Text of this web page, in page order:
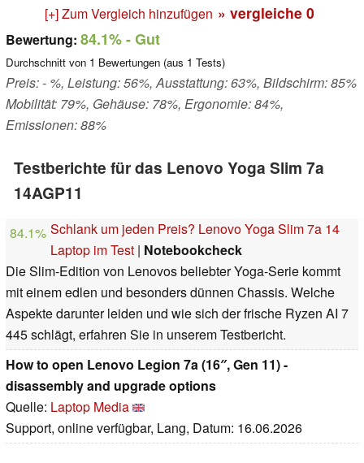
[+] Zum Vergleich hinzufügen » vergleiche 0
Bewertung: 84.1%- Gut
Durchschnitt von 1 Bewertungen (aus 1 Tests)
Preis: - %, Leistung: 56%, Ausstattung: 63%, Bildschirm: 85%
Mobilität: 79%, Gehäuse: 78%, Ergonomie: 84%,
Emissionen: 88%
Testberichte für das Lenovo Yoga Slim 7a
14AGP11
84.1% Schlank um jeden Preis? Lenovo Yoga Slim 7a 14
Laptop im Test | Notebookcheck
Die Slim-Edition von Lenovos beliebter Yoga-Serie kommt
mit einem edlen und besonders dünnen Chassis. Welche
Aspekte darunter leiden und wie sich der frische Ryzen AI 7
445 schlägt, erfahren Sie in unserem Testbericht.
How to open Lenovo Legion 7a (16″, Gen 11) -
disassembly and upgrade options
Quelle: Laptop Media
Support, online verfügbar, Lang, Datum: 16.06.2026